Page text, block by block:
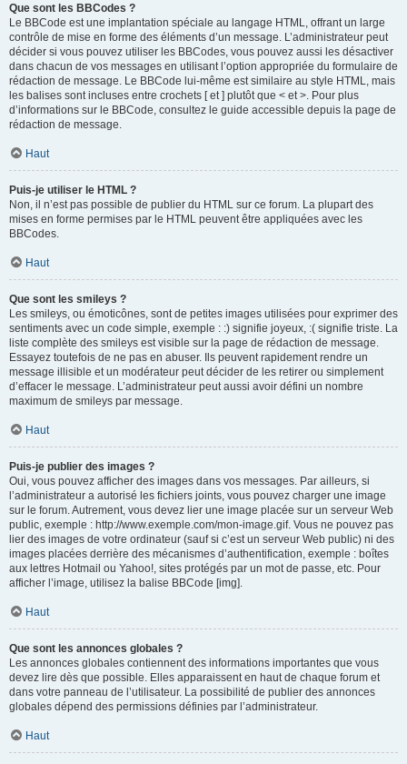
Que sont les BBCodes ?
Le BBCode est une implantation spéciale au langage HTML, offrant un large
contrôle de mise en forme des éléments d’un message. L’administrateur peut
décider si vous pouvez utiliser les BBCodes, vous pouvez aussi les désactiver
dans chacun de vos messages en utilisant l’option appropriée du formulaire de
rédaction de message. Le BBCode lui-même est similaire au style HTML, mais
les balises sont incluses entre crochets [ et ] plutôt que < et >. Pour plus
d’informations sur le BBCode, consultez le guide accessible depuis la page de
rédaction de message.
Haut
Puis-je utiliser le HTML ?
Non, il n’est pas possible de publier du HTML sur ce forum. La plupart des
mises en forme permises par le HTML peuvent être appliquées avec les
BBCodes.
Haut
Que sont les smileys ?
Les smileys, ou émoticônes, sont de petites images utilisées pour exprimer des
sentiments avec un code simple, exemple : :) signifie joyeux, :( signifie triste. La
liste complète des smileys est visible sur la page de rédaction de message.
Essayez toutefois de ne pas en abuser. Ils peuvent rapidement rendre un
message illisible et un modérateur peut décider de les retirer ou simplement
d’effacer le message. L’administrateur peut aussi avoir défini un nombre
maximum de smileys par message.
Haut
Puis-je publier des images ?
Oui, vous pouvez afficher des images dans vos messages. Par ailleurs, si
l’administrateur a autorisé les fichiers joints, vous pouvez charger une image
sur le forum. Autrement, vous devez lier une image placée sur un serveur Web
public, exemple : http://www.exemple.com/mon-image.gif. Vous ne pouvez pas
lier des images de votre ordinateur (sauf si c’est un serveur Web public) ni des
images placées derrière des mécanismes d’authentification, exemple : boîtes
aux lettres Hotmail ou Yahoo!, sites protégés par un mot de passe, etc. Pour
afficher l’image, utilisez la balise BBCode [img].
Haut
Que sont les annonces globales ?
Les annonces globales contiennent des informations importantes que vous
devez lire dès que possible. Elles apparaissent en haut de chaque forum et
dans votre panneau de l’utilisateur. La possibilité de publier des annonces
globales dépend des permissions définies par l’administrateur.
Haut